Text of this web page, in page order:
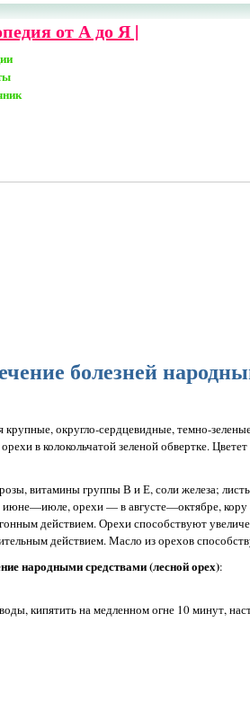
от А до Я |
болезней
округло-сердцевидные, темно-
в колокольчатой зеленой обвертке.
витамины группы В и Е, соли железа;
июне—июле, орехи — в августе—октябре,
действием. Орехи способствуют
действием. Масло из орехов
народными средствами (лесной орех):
кипятить на медленном огне 10 минут,